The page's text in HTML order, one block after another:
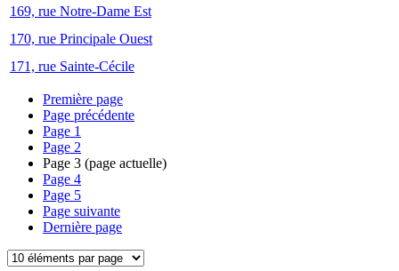
169, rue Notre-Dame Est
170, rue Principale Ouest
171, rue Sainte-Cécile
Première page
Page précédente
Page 1
Page 2
Page 3 (page actuelle)
Page 4
Page 5
Page suivante
Dernière page